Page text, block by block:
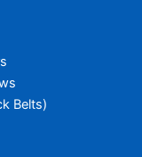
Belts)